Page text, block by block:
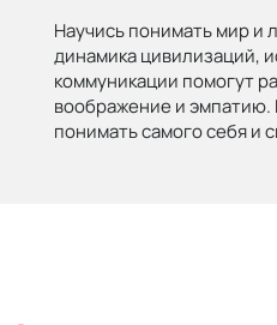
Научись понимать мир
динамика цивилизаций,
коммуникации помогут
воображение и эмпатию.
понимать самого себя и